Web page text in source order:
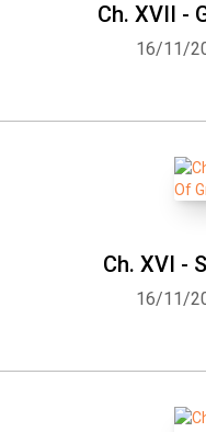
Ch. XVII -
16/11/
Ch. XVI -
16/11/